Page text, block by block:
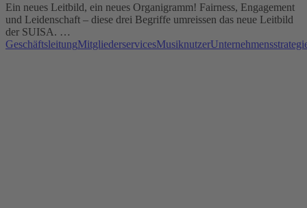
Ein neues Leitbild, ein neues Organigramm! Fairness, Engagement
und Leidenschaft – diese drei Begriffe umreissen das neue Leitbild
der SUISA. …
GeschäftsleitungMitgliederservicesMusiknutzer